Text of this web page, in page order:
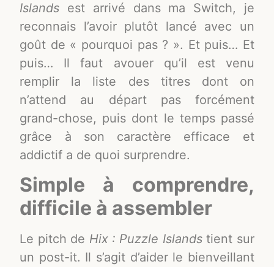
Islands est arrivé dans ma Switch, je
reconnais l’avoir plutôt lancé avec un
goût de « pourquoi pas ? ». Et puis… Et
puis… Il faut avouer qu’il est venu
remplir la liste des titres dont on
n’attend au départ pas forcément
grand-chose, puis dont le temps passé
grâce à son caractère efficace et
addictif a de quoi surprendre.
Simple à comprendre,
difficile à assembler
Le pitch de Hix : Puzzle Islandstient sur
un post-it. Il s’agit d’aider le bienveillant